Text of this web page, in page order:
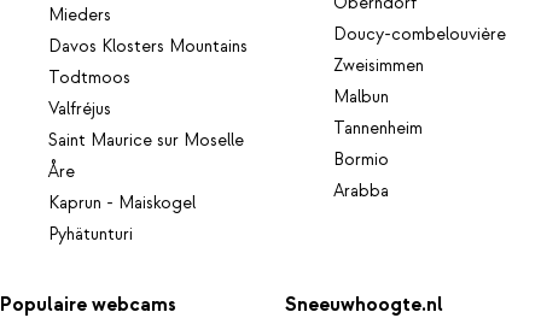
Mieders
Davos Klosters Mountains
Todtmoos
Valfréjus
Saint Maurice sur Moselle
Åre
Kaprun - Maiskogel
Pyhätunturi
Doucy-combelouvière
Zweisimmen
Malbun
Tannenheim
Bormio
Arabba
Populaire webcams Sneeuwhoogte.nl